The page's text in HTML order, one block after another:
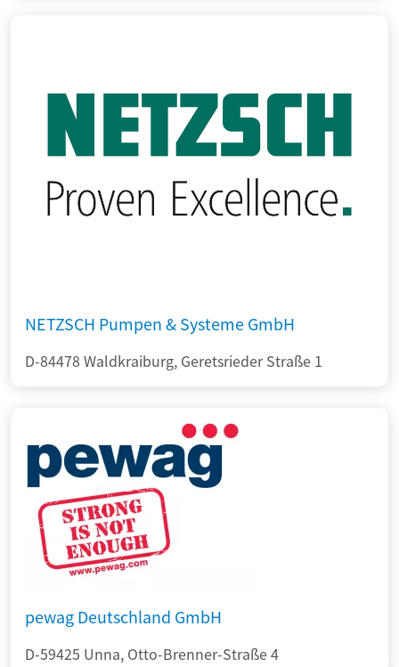
NETZSCH Pumpen & Systeme GmbH
D-84478 Waldkraiburg, Geretsrieder Straße 1
pewag Deutschland GmbH
D-59425 Unna, Otto-Brenner-Straße 4